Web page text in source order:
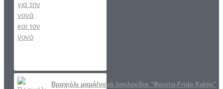
Βραχιόλι μαμά/νονά λουλουδια "Φριντα-Frida Kahlo"